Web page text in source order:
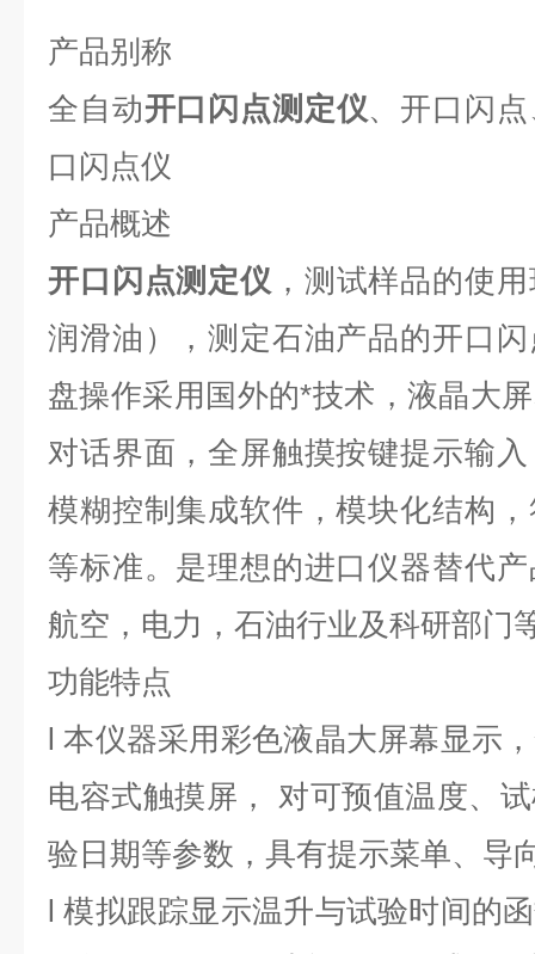
产品别称
全自动开口闪点测定仪、开口闪
口闪点仪
产品概述
开口闪点测定仪 ，测试样品的使
润滑油），测定石油产品的开口
盘操作采用国外的*技术，液晶大
对话界面，全屏触摸按键提示输
模糊控制集成软件，模块化结构
等标准。是理想的进口仪器替代
航空，电力，石油行业及科研部门
功能特点
l本仪器采用彩色液晶大屏幕显示
电容式触摸屏， 对可预值温度、
验日期等参数，具有提示菜单、导
l模拟跟踪显示温升与试验时间的